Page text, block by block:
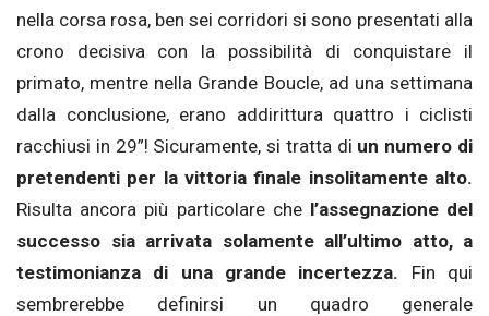
nella corsa rosa, ben sei corridori si sono presentati alla
crono decisiva con la possibilità di conquistare il
primato, mentre nella Grande Boucle, ad una settimana
dalla conclusione, erano addirittura quattro i ciclisti
racchiusi in 29”! Sicuramente, si tratta di un numero di
pretendenti per la vittoria finale insolitamente alto.
Risulta ancora più particolare che l’assegnazione del
successo sia arrivata solamente all’ultimo atto, a
testimonianza di una grande incertezza. Fin qui
sembrerebbe definirsi un quadro generale